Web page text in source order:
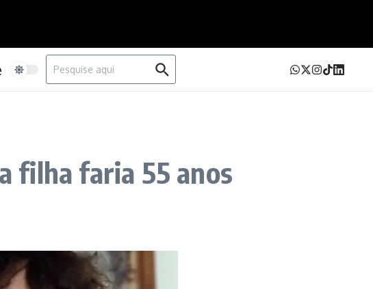
Procurar por:
filha faria 55 anos